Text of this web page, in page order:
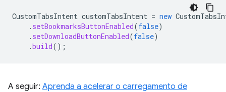
CustomTabsIntent customTabsIntent = new
. setBookmarksButtonEnabled(false)
. setDownloadButtonEnabled(false)
.build();
A seguir: Aprenda a acelerar o carregamento de